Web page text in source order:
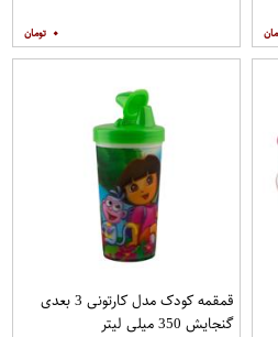
۰
قمقمه کودک مدل کارتونی 3 بعدی
گنجایش 350 میلی لیتر